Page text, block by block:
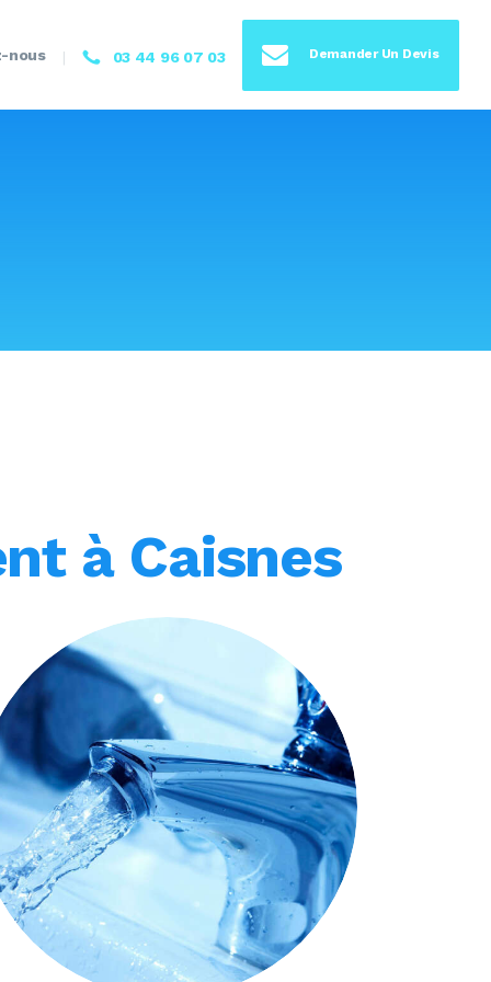
nous 03 44 96 07 03 Demander Un Devis
à Caisnes